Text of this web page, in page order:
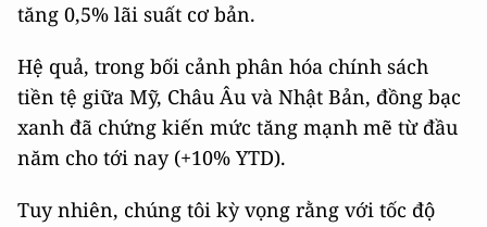
tăng 0,5% lãi suất cơ bản.
Hệ quả, trong bối cảnh phân hóa chính sách
tiền tệ giữa Mỹ, Châu Âu và Nhật Bản, đồng bạc
xanh đã chứng kiến mức tăng mạnh mẽ từ đầu
năm cho tới nay (+10% YTD).
Tuy nhiên, chúng tôi kỳ vọng rằng với tốc độ